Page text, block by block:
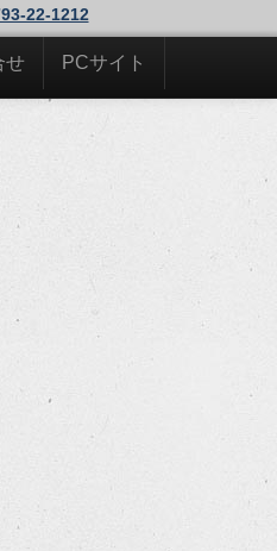
22-1212
せ PCサイト